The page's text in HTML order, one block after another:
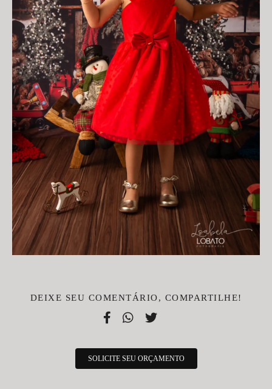
DEIXE SEU COMENTÁRIO, COMPARTILHE!
SOLICITE SEU ORÇAMENTO